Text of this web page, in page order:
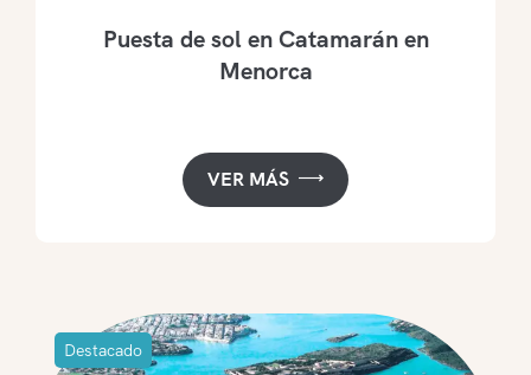
Puesta de sol en Catamarán en
Menorca
VER MÁS
Destacado